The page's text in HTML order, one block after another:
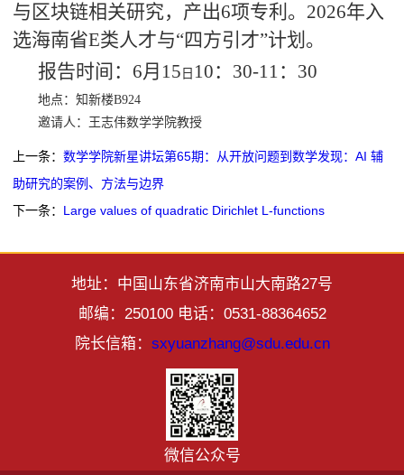
与区块链相关研究，产出6项专利。2026年入
选海南省E类人才与“四方引才”计划。
报告时间： 6月15 日 10：30-11：30
地点：知新楼B924
邀请人：王志伟数学学院教授
上一条：数学学院新星讲坛第65期：从开放问题到数学发现：AI 辅
助研究的案例、方法与边界
下一条： Large values of quadratic Dirichlet L-functions
地址：中国山东省济南市山大南路27号
邮编：250100 电话：0531-88364652
院长信箱： sxyuanzhang@sdu.edu.cn
微信公众号